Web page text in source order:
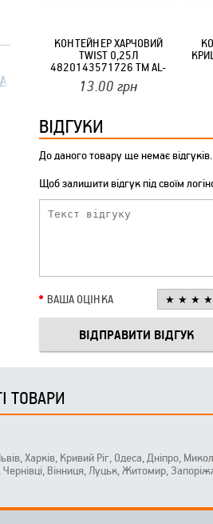
ЩО ЗАКРУЧУЄТЬСЯ КОТИКИ (20ШТ/
КОНТЕЙНЕР ХАРЧОВИЙ
ТWIST 0,25Л
4820143571726 ТМ AL-
PLASTIK
13.00 грн
ВІДГУКИ
До даного товару ще немає
Щоб залишити відгук під своїм
ВАША ОЦІНКА
ТОВАРИ
Харків, Кривий Ріг, Одеса, Дніпро,
Вінниця, Луцьк, Житомир,